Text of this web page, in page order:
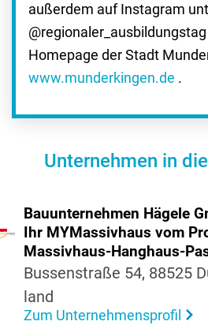
außerdem auf Instagram
Homepage der Stadt
www.munderkingen.de .
Unternehmen in
Bauun­ter­nehmen Hägele
Ihr MYMas­siv­haus vom
Massiv­haus-Hang­haus-
haus-Fertig­haus
Bussen­straße 54, 88525
land
Zum Unternehmensprofil